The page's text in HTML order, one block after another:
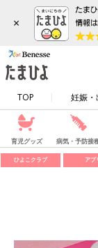
×
TOP 妊娠
育児グッズ 病気・予防接
ひよこクラブ アプ